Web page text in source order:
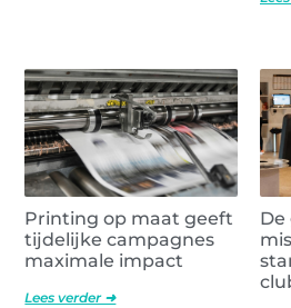
Printing op maat geeft
tijdelijke campagnes
maximale impact
Lees verder ➜
De